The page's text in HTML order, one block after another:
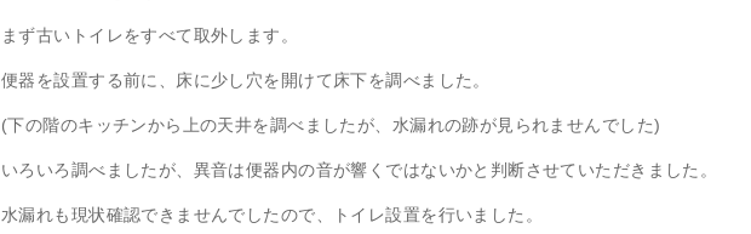
まず古いトイレをすべて取外します。
便器を設置する前に、床に少し穴を開けて床下を調べました。
(下の階のキッチンから上の天井を調べましたが、水漏れの跡が見られませんでした)
いろいろ調べましたが、異音は便器内の音が響くではないかと判断させていただきました。
水漏れも現状確認できませんでしたので、トイレ設置を行いました。